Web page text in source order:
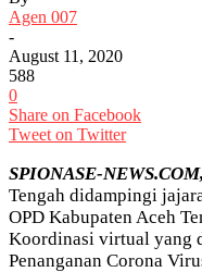
Agen 007
-
August 11, 2020
588
0
Share on Facebook
Tweet on Twitter
SPIONASE-
Tengah didampingi
OPD Kabupaten Aceh
Koordinasi virtual yang
Penanganan Corona